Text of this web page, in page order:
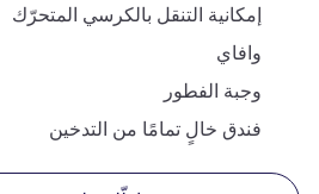
إمكانية التنقل بالكرسي المتحرّك
وافاي
وجبة الفطور
فندق خالٍ تمامًا من التدخين